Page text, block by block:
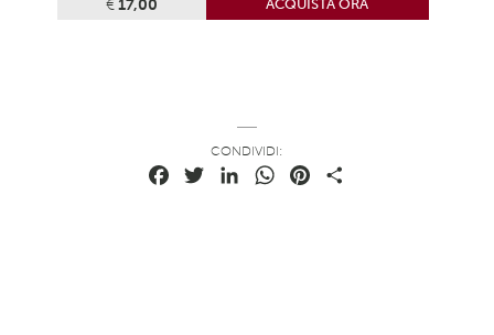
€17,00 ACQUISTA ORA
CONDIVIDI:
FacebookTwitterLinkedInWhatsAppPinterest